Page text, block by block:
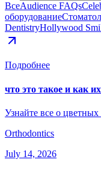
ВсеAudience FAQs
оборудование
DentistryHollywood
Подробнее
что это такое и как
Узнайте все о
Orthodontics
July 14, 2026